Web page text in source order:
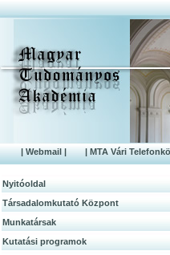
| Webmail | | MTA Vári
Nyitóoldal
Társadalomkutató Központ
Munkatársak
Kutatási programok